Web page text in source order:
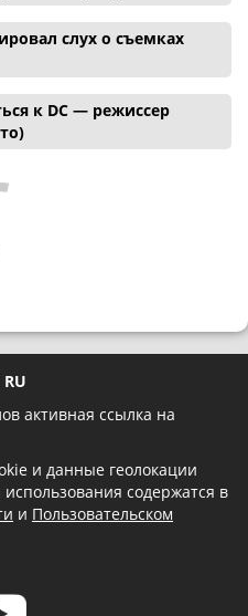
слух о съемках
к DC — режиссер
активная ссылка на
и данные геолокации
использования содержатся в
и Пользовательском